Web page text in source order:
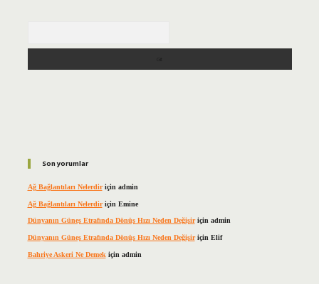
Son yorumlar
Ağ Bağlantıları Nelerdiriçin admin
Ağ Bağlantıları Nelerdiriçin Emine
Dünyanın Güneş Etrafında Dönüş Hızı Neden Değişiriçin admin
Dünyanın Güneş Etrafında Dönüş Hızı Neden Değişiriçin Elif
Bahriye Askeri Ne Demek için admin